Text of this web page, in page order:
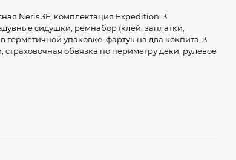
Neris 3F, комплектация Expedition: 3
сидушки, ремнабор (клей, заплатки,
герметичной упаковке, фартук на два кокпита, 3
страховочная обвязка по периметру деки, рулевое